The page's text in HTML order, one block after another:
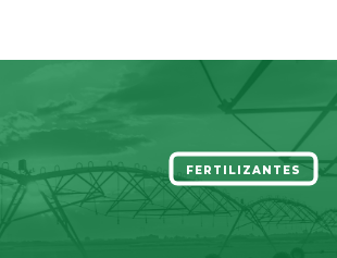
FERTILIZANTES